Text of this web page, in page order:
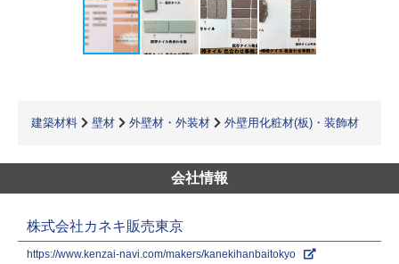
建築材料 壁材 外壁材・外装材 外壁用化粧材(板)・装飾材
会社情報
株式会社カネキ販売東京
https://www.kenzai-navi.com/makers/kanekihanbaitokyo